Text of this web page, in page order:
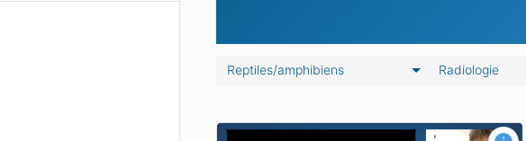
Reptiles/amphibiens Radiologie